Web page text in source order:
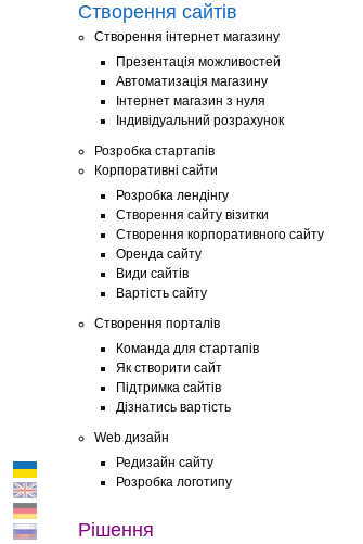
Створення сайтів
Створення інтернет магазину
Презентація можливостей
Автоматизація магазину
Інтернет магазин з нуля
Індивідуальний розрахунок
Розробка стартапів
Корпоративні сайти
Розробка лендінгу
Створення сайту візитки
Створення корпоративного сайту
Оренда сайту
Види сайтів
Вартість сайту
Створення порталів
Команда для стартапів
Як створити сайт
Підтримка сайтів
Дізнатись вартість
Web дизайн
Редизайн сайту
Розробка логотипу
Рішення